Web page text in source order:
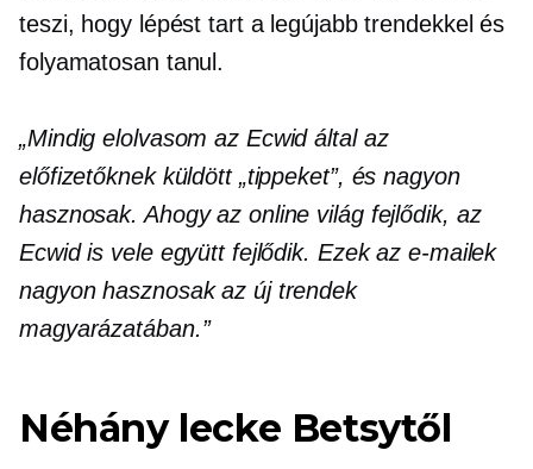
teszi, hogy lépést tart a legújabb trendekkel és
folyamatosan tanul.
„Mindig elolvasom az Ecwid által az
előfizetőknek küldött „tippeket”, és nagyon
hasznosak. Ahogy az online világ fejlődik, az
Ecwid is vele együtt fejlődik. Ezek az e-mailek
nagyon hasznosak az új trendek
magyarázatában.”
Néhány lecke Betsytől